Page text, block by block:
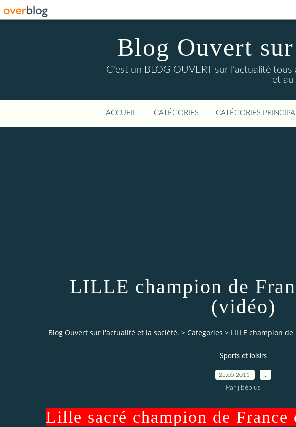
Blog Ouvert
C'est un BLOG OUVERT sur l'actualité
et
ACCUEIL CATÉGORIES CATÉGORIES
LILLE champion de
(vidéo)
Blog Ouvert sur l'actualité et la société. > Categories > LILLE champion
Sports et loisirs
22.05.2011
Par jibéplus
Lille sacré champion de France